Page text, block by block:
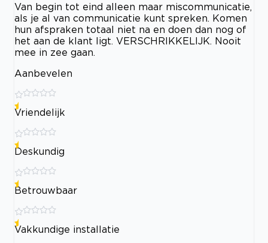
Van begin tot eind alleen maar miscommunicatie,
als je al van communicatie kunt spreken. Komen
hun afspraken totaal niet na en doen dan nog of
het aan de klant ligt. VERSCHRIKKELIJK. Nooit
mee in zee gaan.
Aanbevelen
Vriendelijk
Deskundig
Betrouwbaar
Vakkundige installatie